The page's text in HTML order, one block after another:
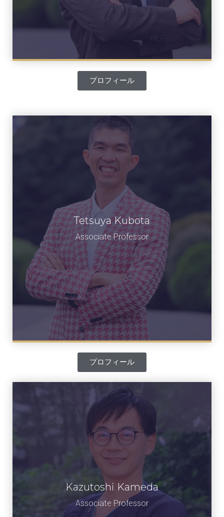
プロフィール
Tetsuya Kubota
Associate Professor​
窪田 徹矢
准教授
プロフィール
Kazutoshi Kameda
Associate Professor​
亀田 和利
准教授